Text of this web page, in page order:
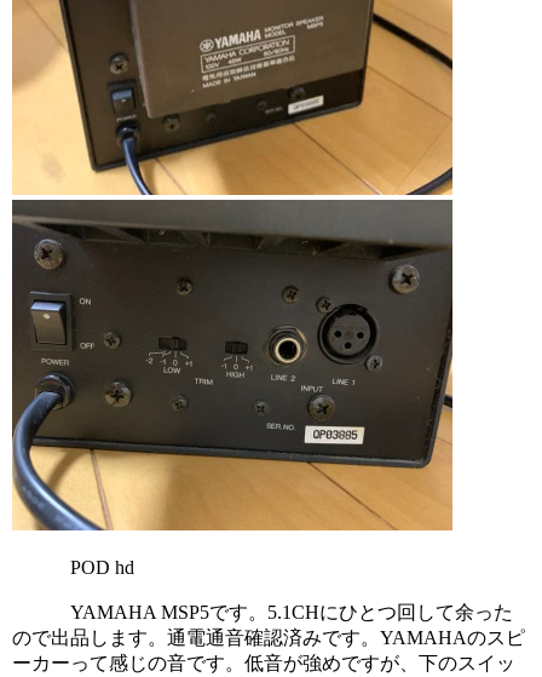
            POD hd
ので出品します。通電通音確認済みです。YAMAHAのスピ
ーカーって感じの音です。低音が強めですが、下のスイッ